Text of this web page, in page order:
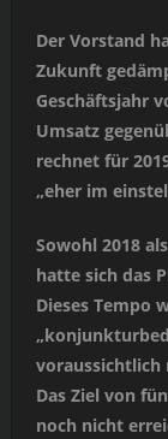
Der Vorstand
Zukunft
Geschäftsjahr
Umsatz
rechnet für
„eher im
Sowohl 2018
hatte sich das
Dieses Tempo
voraussichtlich
Das Ziel von
noch nicht